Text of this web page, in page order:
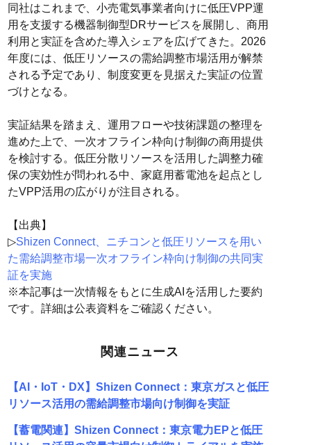
同社はこれまで、小売電気事業者向けに低圧VPP運
用を支援する機器制御型DRサービスを展開し、商用
利用と実証を含めた導入シェアを広げてきた。2026
年度には、低圧リソースの需給調整市場活用が解禁
される予定であり、制度変更を見据えた実証の位置
づけとなる。
実証結果を踏まえ、運用フローや技術課題の整理を
進めた上で、一次オフライン枠向け制御の商用提供
を検討する。低圧分散リソースを活用した調整力確
保の実効性が問われる中、家庭用蓄電池を起点とし
たVPP活用の広がりが注目される。
【出典】
▷Shizen Connect、ニチコンと低圧リソースを用い
た需給調整市場一次オフライン枠向け制御の共同実
証を実施
※本記事は一次情報をもとに生成AIを活用した要約
です。詳細は公表資料をご確認ください。
関連ニュース
【AI・IoT・DX】Shizen Connect：東京ガスと低圧
リソース活用の需給調整市場向け制御を実証
【蓄電関連】Shizen Connect：東京電力EPと低圧